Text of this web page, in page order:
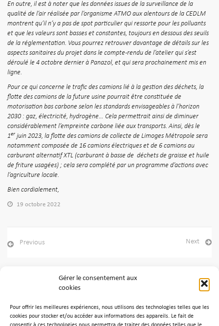
Gérer le consentement aux
cookies
Pour offrir les meilleures expériences, nous utilisons des technologies telles que les
cookies pour stocker et/ou accéder aux informations des appareils. Le fait de
En outre, il est à noter que les données issues de la surveillance de la
qualité de l’air réalisée par l’organisme ATMO aux alentours de la CEDLM
montrent qu’il n’y a pas de spot particulier qui ressorte pour les polluants
et que les valeurs sont basses et constantes, toujours en dessous des seuils
de la réglementation. Vous pourrez retrouver davantage de détails sur les
aspects sanitaires du projet dans le compte-rendu de l’atelier qui s’est
déroulé le 4 octobre dernier à Panazol, et qui sera prochainement mis en
ligne.
Pour ce qui concerne le trafic des camions lié à la gestion des déchets, la
flotte des camions de la future usine pourrait être constituée de
motorisation bas carbone selon les standards envisageables à l’horizon
2030 : gaz, électricité, hydrogène… Cela permettrait ainsi de diminuer
considérablement l’empreinte carbone liée aux transports. Ainsi, dès le
1er juin 2023, la flotte des camions de collecte de Limoges Métropole sera
notamment composée de 16 camions électriques et de 6 camions au
carburant alternatif XTL (carburant à basse de déchets de graisse et huile
de friture usagées) ; cela sera complété par un programme d’actions avec
l’agriculture locale.
Bien cordialement,
19 octobre 2022
Previous Next
Archives
Aucune archive à afficher.